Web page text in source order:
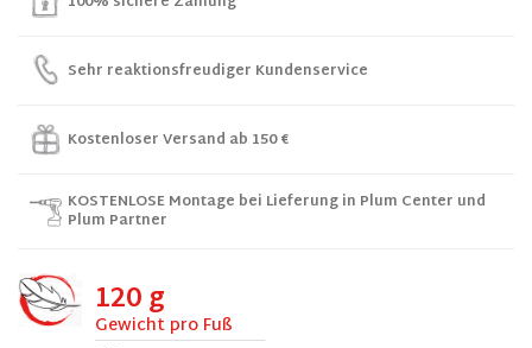
Sehr reaktionsfreudiger Kundenservice
Kostenloser Versand ab 150 €
KOSTENLOSE Montage bei Lieferung in Plum Center und
Plum Partner
120 g
Gewicht pro Fuß